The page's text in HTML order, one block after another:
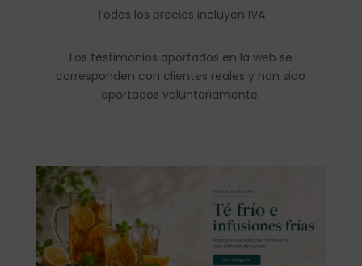
Todos los precios incluyen IVA
Los testimonios aportados en la web se
corresponden con clientes reales y han sido
aportados voluntariamente.